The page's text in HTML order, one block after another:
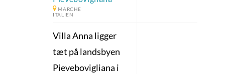
MARCHE
ITALIEN
Villa Anna ligger
tæt på landsbyen
Pievebovigliana i